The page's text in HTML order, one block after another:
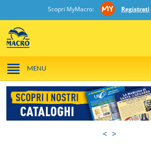
Scopri MyMacro: Registrati
MENU
< >